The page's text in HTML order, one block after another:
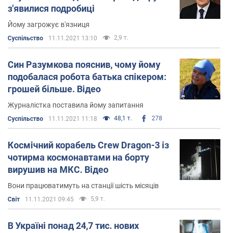
з'явилися подробиці
Йому загрожує в'язниця
Суспільство 11.11.2021 13:10 2,9 т.
Син Разумкова пояснив, чому йому
подобалася робота батька спікером:
грошей більше. Відео
Журналістка поставила йому запитання
Суспільство 11.11.2021 11:18 48,1 т. 278
Космічний корабель Crew Dragon-3 із
чотирма космонавтами на борту
вирушив на МКС. Відео
Вони працюватимуть на станції шість місяців
Світ 11.11.2021 09:45 5,9 т.
В Україні понад 24,7 тис. нових